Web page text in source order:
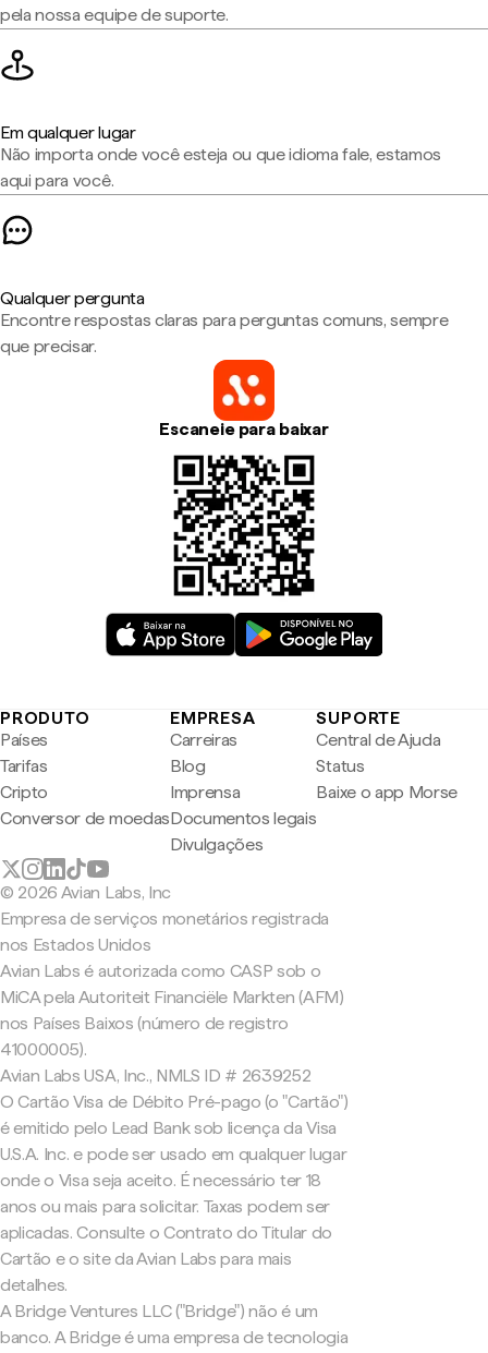
pela nossa equipe de suporte.
Em qualquer lugar
Não importa onde você esteja ou que idioma fale, estamos
aqui para você.
Qualquer pergunta
Encontre respostas claras para perguntas comuns, sempre
que precisar.
Escaneie para baixar
PRODUTO
Países
Tarifas
Cripto
Conversor de moedas
EMPRESA
Carreiras
Blog
Imprensa
Documentos legais
Divulgações
SUPORTE
Central de Ajuda
Status
Baixe o app Morse
© 2026 Avian Labs, Inc
Empresa de serviços monetários registrada
nos Estados Unidos
Avian Labs é autorizada como CASP sob o
MiCA pela Autoriteit Financiële Markten (AFM)
nos Países Baixos (número de registro
41000005).
Avian Labs USA, Inc., NMLS ID # 2639252
O Cartão Visa de Débito Pré-pago (o "Cartão")
é emitido pelo Lead Bank sob licença da Visa
U.S.A. Inc. e pode ser usado em qualquer lugar
onde o Visa seja aceito. É necessário ter 18
anos ou mais para solicitar. Taxas podem ser
aplicadas. Consulte o Contrato do Titular do
Cartão e o site da Avian Labs para mais
detalhes.
A Bridge Ventures LLC ("Bridge") não é um
banco. A Bridge é uma empresa de tecnologia